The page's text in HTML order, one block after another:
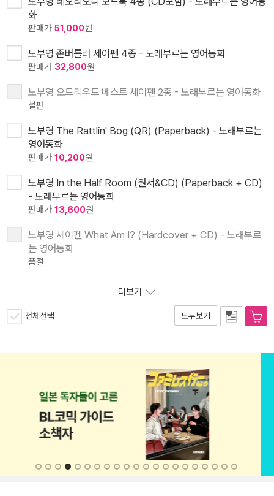
화
판매가 51,000원
노부영 존버틀러 세이펜 4종 - 노래부르는 영어동화
판매가 32,800원
노부영 오드리우드 베스트 세이펜 2종 - 노래부르는 영어동화
절판
노부영 The Rattlin' Bog (QR) (Paperback) - 노래부르는
영어동화
판매가 10,200원
노부영 In the Half Room (원서&CD) (Paperback + CD)
- 노래부르는 영어동화
판매가 13,600원
노부영 세이펜 What Am I? (Hardcover + CD) - 노래부르
는 영어동화
품절
더보기
전체선택 모두보기